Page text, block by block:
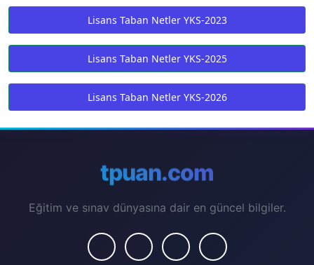
Lisans Taban Netler YKS-2023
Lisans Taban Netler YKS-2025
Lisans Taban Netler YKS-2026
tpuan.com
Eğitim ve sınav dünyasına dair en güncel bilgiler.